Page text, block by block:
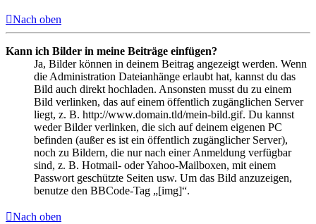
Nach oben
Kann ich Bilder in meine Beiträge einfügen?
Ja, Bilder können in deinem Beitrag angezeigt werden. Wenn
die Administration Dateianhänge erlaubt hat, kannst du das
Bild auch direkt hochladen. Ansonsten musst du zu einem
Bild verlinken, das auf einem öffentlich zugänglichen Server
liegt, z. B. http://www.domain.tld/mein-bild.gif. Du kannst
weder Bilder verlinken, die sich auf deinem eigenen PC
befinden (außer es ist ein öffentlich zugänglicher Server),
noch zu Bildern, die nur nach einer Anmeldung verfügbar
sind, z. B. Hotmail- oder Yahoo-Mailboxen, mit einem
Passwort geschützte Seiten usw. Um das Bild anzuzeigen,
benutze den BBCode-Tag „[img]“.
Nach oben